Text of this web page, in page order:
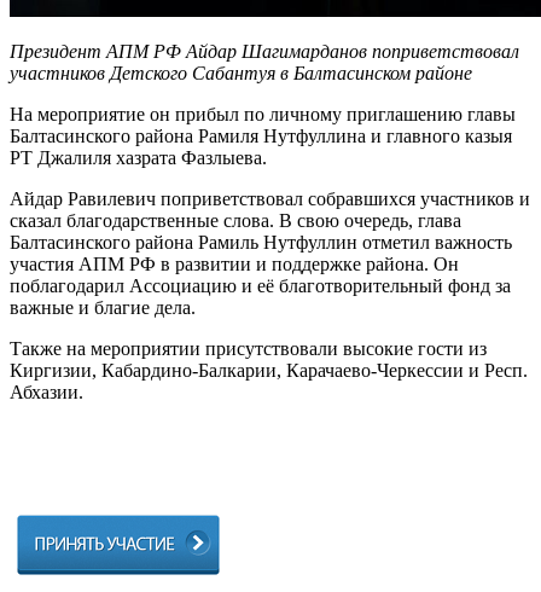
Президент АПМ РФ Айдар Шагимарданов поприветствовал
участников Детского Сабантуя в Балтасинском районе
На мероприятие он прибыл по личному приглашению главы
Балтасинского района Рамиля Нутфуллина и главного казыя
РТ Джалиля хазрата Фазлыева.
Айдар Равилевич поприветствовал собравшихся участников и
сказал благодарственные слова. В свою очередь, глава
Балтасинского района Рамиль Нутфуллин отметил важность
участия АПМ РФ в развитии и поддержке района. Он
поблагодарил Ассоциацию и её благотворительный фонд за
важные и благие дела.
Также на мероприятии присутствовали высокие гости из
Киргизии, Кабардино-Балкарии, Карачаево-Черкессии и Респ.
Абхазии.